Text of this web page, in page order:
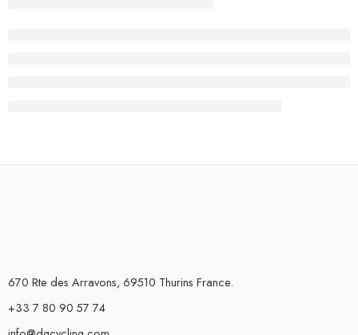
670 Rte des Arravons, 69510 Thurins France.
+33 7 80 90 57 74